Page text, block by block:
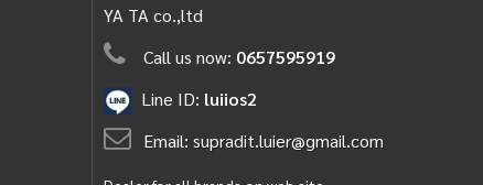
YA TA co.,ltd
Call us now: 0657595919
Line ID: luiios2
Email: supradit.luier@gmail.com